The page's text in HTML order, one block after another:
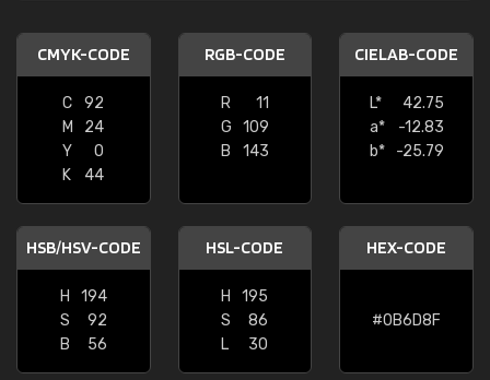
CMYK-CODE
C
92
M
24
Y
0
K
44
RGB-CODE
R
11
G
109
B
143
CIELAB-CODE
L*
42.75
a*
-12.83
b*
-25.79
HSB/HSV-CODE
H
194
S
92
B
56
HSL-CODE
H
195
S
86
L
30
HEX-CODE
#0B6D8F